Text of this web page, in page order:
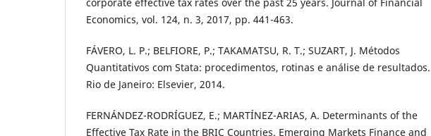
Economics, vol. 124, n. 3, 2017, pp. 441-463.
FÁVERO, L. P.; BELFIORE, P.; TAKAMATSU, R. T.; SUZART, J. Métodos
Quantitativos com Stata: procedimentos, rotinas e análise de resultados.
Rio de Janeiro: Elsevier, 2014.
FERNÁNDEZ-RODRÍGUEZ, E.; MARTÍNEZ-ARIAS, A. Determinants of the
Effective Tax Rate in the BRIC Countries. Emerging Markets Finance and